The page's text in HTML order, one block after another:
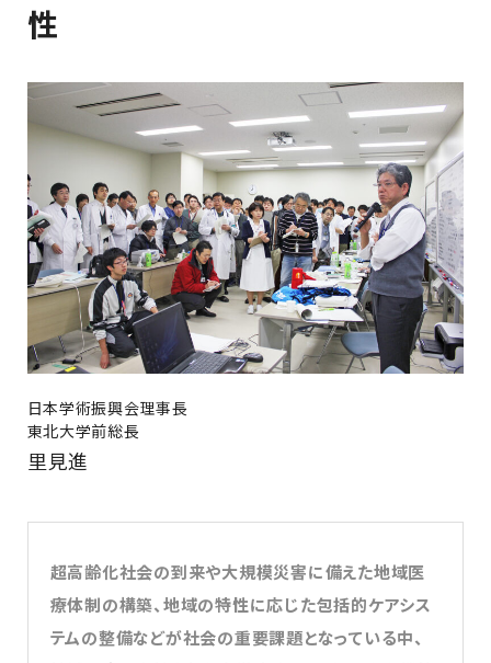
性
日本学術振興会理事長
東北大学前総長
里見進
超高齢化社会の到来や大規模災害に備えた地域医
療体制の構築、地域の特性に応じた包括的ケアシス
テムの整備などが社会の重要課題となっている中、